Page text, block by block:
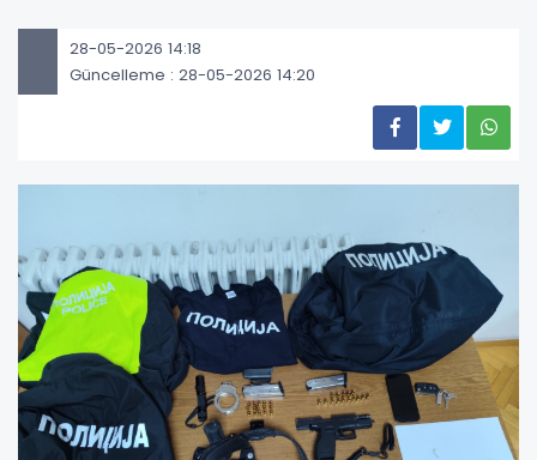
28-05-2026 14:18
Güncelleme : 28-05-2026 14:20